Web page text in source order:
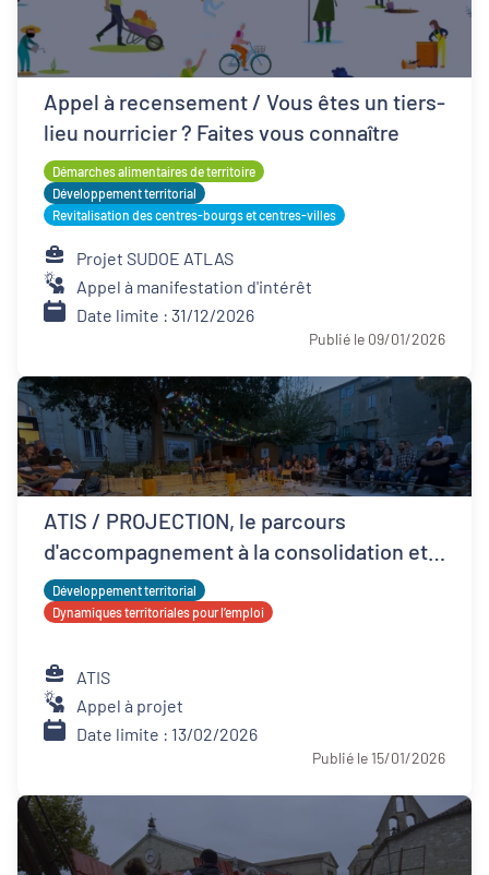
Appel à recensement / Vous êtes un tiers-
lieu nourricier ? Faites vous connaître
Démarches alimentaires de territoire
Développement territorial
Revitalisation des centres-bourgs et centres-villes
Projet SUDOE ATLAS
Appel à manifestation d'intérêt
Date limite : 31/12/2026
Publié le 09/01/2026
ATIS / PROJECTION, le parcours
d'accompagnement à la consolidation et
développement ESS
Développement territorial
Dynamiques territoriales pour l’emploi
ATIS
Appel à projet
Date limite : 13/02/2026
Publié le 15/01/2026